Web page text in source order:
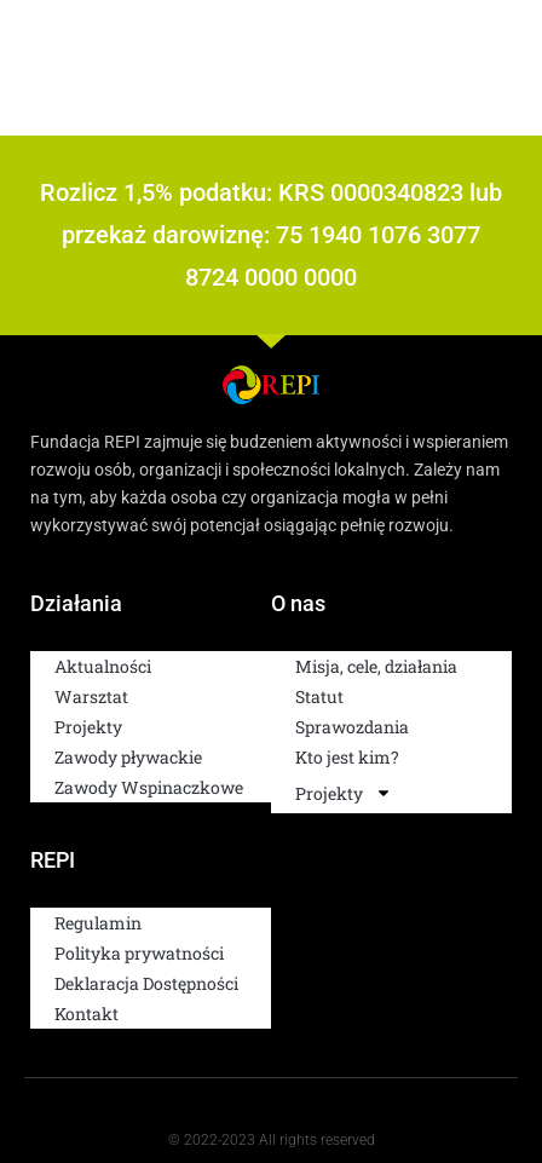
Rozlicz 1,5% podatku: KRS 0000340823 lub
przekaż darowiznę: 75 1940 1076 3077
8724 0000 0000
Fundacja REPI zajmuje się budzeniem aktywności i wspieraniem
rozwoju osób, organizacji i społeczności lokalnych. Zależy nam
na tym, aby każda osoba czy organizacja mogła w pełni
wykorzystywać swój potencjał osiągając pełnię rozwoju.
Działania
Aktualności
Warsztat
Projekty
Zawody pływackie
Zawody Wspinaczkowe
O nas
Misja, cele, działania
Statut
Sprawozdania
Kto jest kim?
Projekty
REPI
Regulamin
Polityka prywatności
Deklaracja Dostępności
Kontakt
© 2022-2023 All rights reserved